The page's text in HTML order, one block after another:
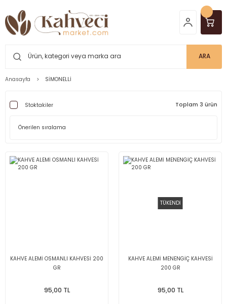
ARA
Anasayfa SİMONELLİ
Stoktakiler Toplam 3 ürün
KAHVE ALEMİ OSMANLI KAHVESİ 200
GR
95,00 TL
TÜKENDİ
KAHVE ALEMİ MENENGİÇ KAHVESİ
200 GR
95,00 TL